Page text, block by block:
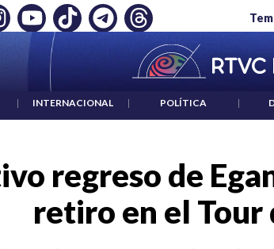
"HABLAR NO ES UN CRIMEN": CARTA DE BETO
| INTERNACIONAL | POLÍTICA |
regreso de
retiro en el Tour